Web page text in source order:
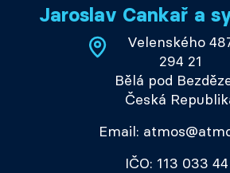
Jaroslav Cankař a
Velenského
294 21
Bělá pod
Česká
Email:
IČO: 113 033 44